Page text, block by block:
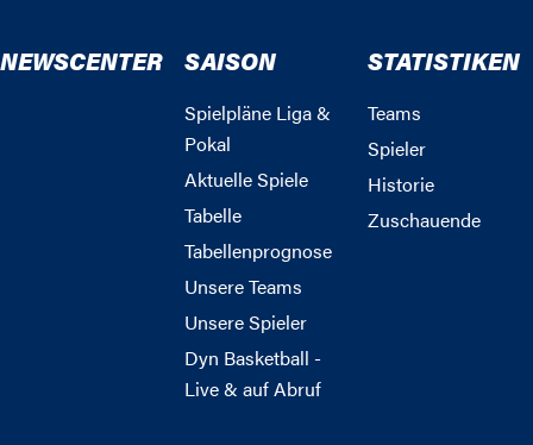
NEWSCENTER SAISON
Spielpläne Liga &
Pokal
Aktuelle Spiele
Tabelle
Tabellenprognose
Unsere Teams
Unsere Spieler
Dyn Basketball -
Live & auf Abruf
STATISTIKEN
Teams
Spieler
Historie
Zuschauende